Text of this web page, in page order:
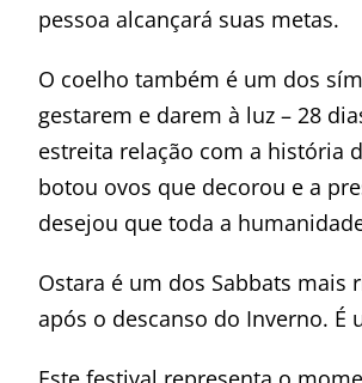
pessoa alcançará suas metas.
O coelho também é um dos
gestarem e darem à luz – 28
estreita relação com a história
botou ovos que decorou e a
desejou que toda a
Ostara é um dos Sabbats mais
após o descanso do Inverno.